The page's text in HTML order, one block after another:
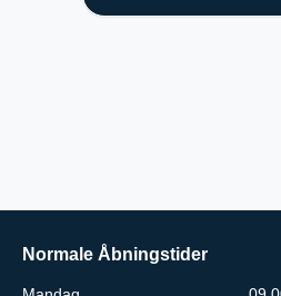
Normale Åbningstider